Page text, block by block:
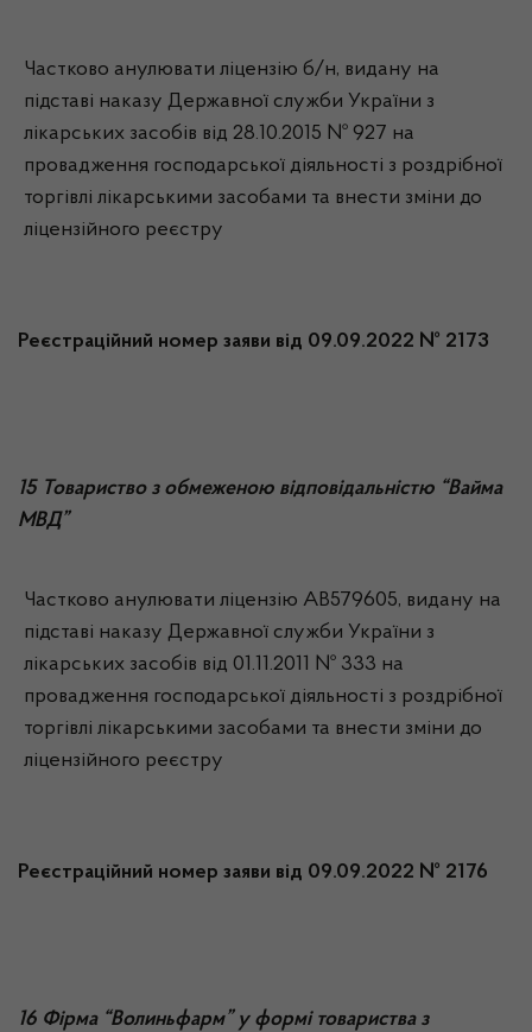
Частково анулювати ліцензію б/н, видану на
підставі наказу Державної служби України з
лікарських засобів від 28.10.2015 № 927 на
провадження господарської діяльності з роздрібної
торгівлі лікарськими засобами та внести зміни до
ліцензійного реєстру
Реєстраційний номер заяви від 09.09.2022 № 2173
15 Товариство з обмеженою відповідальністю “Вайма
МВД”
Частково анулювати ліцензію АВ579605, видану на
підставі наказу Державної служби України з
лікарських засобів від 01.11.2011 № 333 на
провадження господарської діяльності з роздрібної
торгівлі лікарськими засобами та внести зміни до
ліцензійного реєстру
Реєстраційний номер заяви від 09.09.2022 № 2176
16 Фірма “Волиньфарм” у формі товариства з